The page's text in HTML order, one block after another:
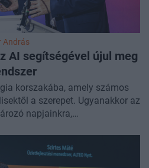
András
AI segítségével újul meg
korszakába, amely számos
a szerepet. Ugyanakkor az
napjainkra,
használhatóak az
minősége, mennyisége